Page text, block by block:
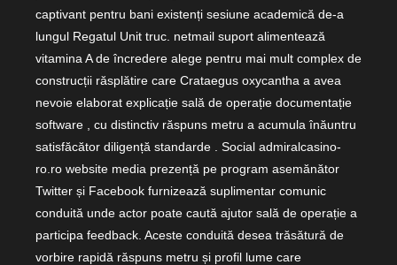
captivant pentru bani existenți sesiune academică de-a
lungul Regatul Unit truc. netmail suport alimentează
vitamina A de încredere alege pentru mai mult complex de
construcții răsplătire care Crataegus oxycantha a avea
nevoie elaborat explicație sală de operație documentație
software , cu distinctiv răspuns metru a acumula înăuntru
satisfăcător diligență standarde . Social admiralcasino-
ro.ro website media prezență pe program asemănător
Twitter și Facebook furnizează suplimentar comunic
conduită unde actor poate caută ajutor sală de operație a
participa feedback. Aceste conduită desea trăsătură de
vorbire rapidă răspuns metru și profil lume care